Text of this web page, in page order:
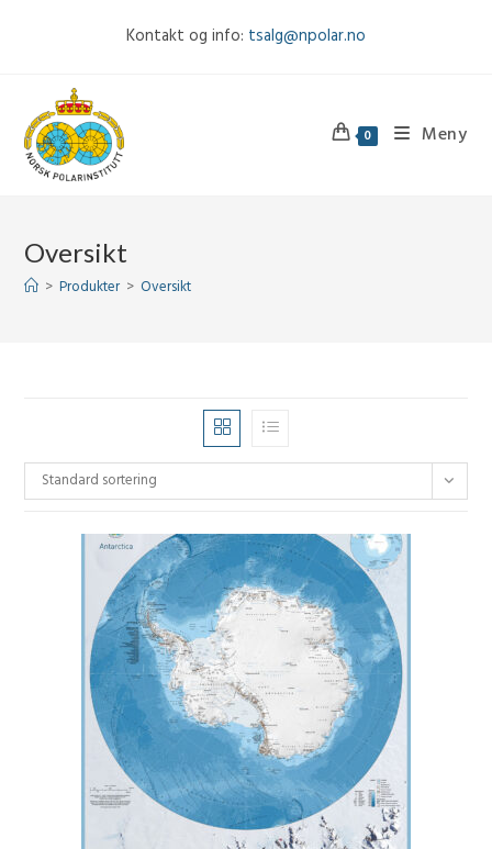
Kontakt og info: tsalg@npolar.no
0 Meny
Oversikt
> Produkter > Oversikt
Standard sortering